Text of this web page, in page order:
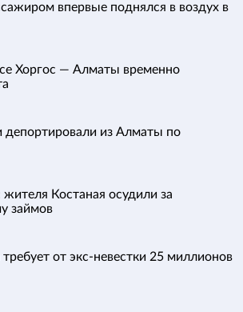
впервые поднялся в воздух в
Хоргос — Алматы временно
из Алматы по
Костаная осудили за
займов
от экс-невестки 25 миллионов